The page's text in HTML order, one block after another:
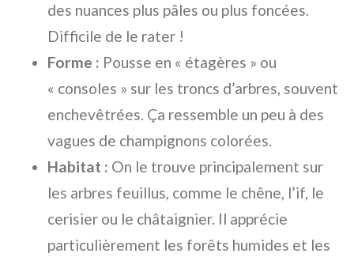
des nuances plus pâles ou plus foncées.
Difficile de le rater !
Forme : Pousse en « étagères » ou
« consoles » sur les troncs d’arbres, souvent
enchevêtrées. Ça ressemble un peu à des
vagues de champignons colorées.
Habitat : On le trouve principalement sur
les arbres feuillus, comme le chêne, l’if, le
cerisier ou le châtaignier. Il apprécie
particulièrement les forêts humides et les